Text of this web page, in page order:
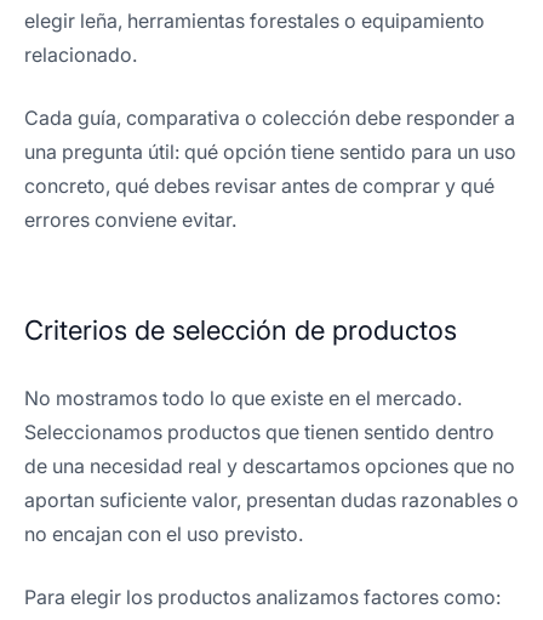
elegir leña, herramientas forestales o equipamiento
relacionado.
Cada guía, comparativa o colección debe responder a
una pregunta útil: qué opción tiene sentido para un uso
concreto, qué debes revisar antes de comprar y qué
errores conviene evitar.
Criterios de selección de productos
No mostramos todo lo que existe en el mercado.
Seleccionamos productos que tienen sentido dentro
de una necesidad real y descartamos opciones que no
aportan suficiente valor, presentan dudas razonables o
no encajan con el uso previsto.
Para elegir los productos analizamos factores como: